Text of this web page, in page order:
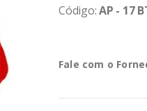
Código:AP - 17
Fale com o